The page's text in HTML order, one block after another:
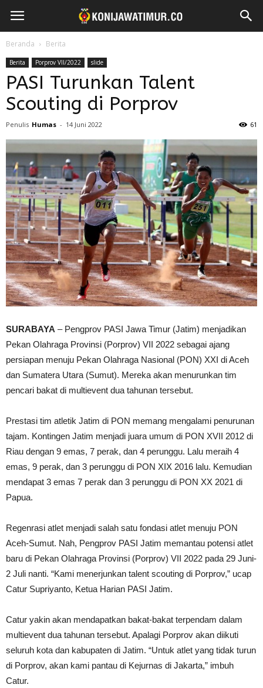
Beranda Berita
Berita Porprov VII/2022 slide
PASI Turunkan Talent
Scouting di Porprov
Penulis Humas - 14 Juni 2022 61
SURABAYA – Pengprov PASI Jawa Timur (Jatim) menjadikan
Pekan Olahraga Provinsi (Porprov) VII 2022 sebagai ajang
persiapan menuju Pekan Olahraga Nasional (PON) XXI di Aceh
dan Sumatera Utara (Sumut). Mereka akan menurunkan tim
pencari bakat di multievent dua tahunan tersebut.
Prestasi tim atletik Jatim di PON memang mengalami penurunan
tajam. Kontingen Jatim menjadi juara umum di PON XVII 2012 di
Riau dengan 9 emas, 7 perak, dan 4 perunggu. Lalu meraih 4
emas, 9 perak, dan 3 perunggu di PON XIX 2016 lalu. Kemudian
mendapat 3 emas 7 perak dan 3 perunggu di PON XX 2021 di
Papua.
Regenrasi atlet menjadi salah satu fondasi atlet menuju PON
Aceh-Sumut. Nah, Pengprov PASI Jatim memantau potensi atlet
baru di Pekan Olahraga Provinsi (Porprov) VII 2022 pada 29 Juni-
2 Juli nanti. “Kami menerjunkan talent scouting di Porprov,” ucap
Catur Supriyanto, Ketua Harian PASI Jatim.
Catur yakin akan mendapatkan bakat-bakat terpendam dalam
multievent dua tahunan tersebut. Apalagi Porprov akan diikuti
seluruh kota dan kabupaten di Jatim. “Untuk atlet yang tidak turun
di Porprov, akan kami pantau di Kejurnas di Jakarta,” imbuh
Catur.